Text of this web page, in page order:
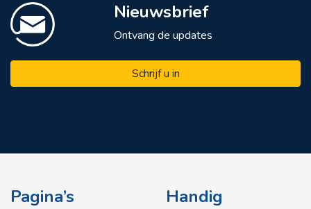
Nieuwsbrief
Ontvang de updates
Schrijf u in
Pagina’s Handig